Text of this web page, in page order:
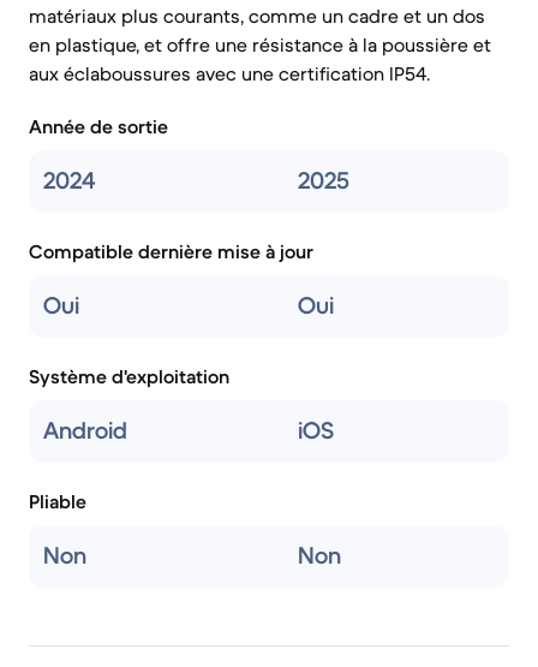
matériaux plus courants, comme un cadre et un dos
en plastique, et offre une résistance à la poussière et
aux éclaboussures avec une certification IP54.
Année de sortie
2024 2025
Compatible dernière mise à jour
Oui Oui
Système d'exploitation
Android iOS
Pliable
Non Non